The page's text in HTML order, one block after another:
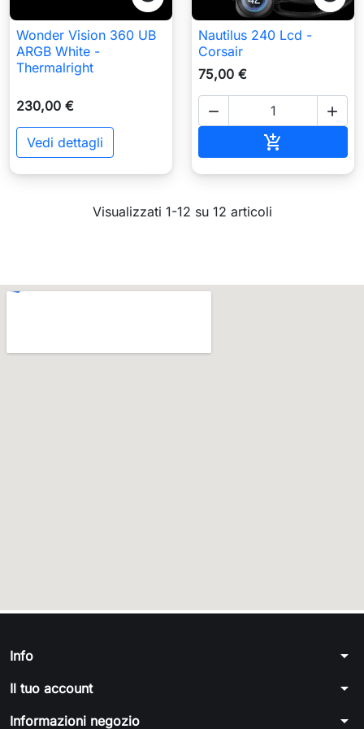
Wonder Vision 360 UB
ARGB White -
Thermalright
230,00 €
Vedi dettagli
Nautilus 240 Lcd -
Corsair
75,00 €
 

Visualizzati 1-12 su 12 articoli
Info arrow_drop_down
Il tuo account arrow_drop_down
Informazioni negozio arrow_drop_down